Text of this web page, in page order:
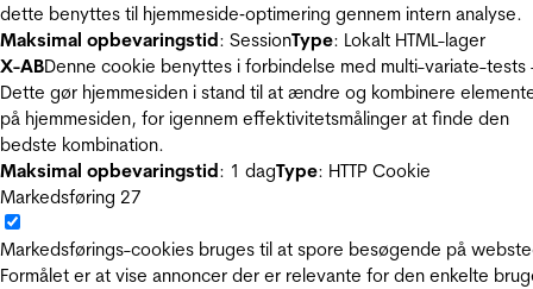
dette benyttes til hjemmeside‐optimering gennem intern analyse.
Maksimal opbevaringstid: SessionType: Lokalt HTML-lager
X-ABDenne cookie benyttes i forbindelse med multi-variate-tests
Dette gør hjemmesiden i stand til at ændre og kombinere
på hjemmesiden, for igennem effektivitetsmålinger at finde den
bedste kombination.
Maksimal opbevaringstid: 1 dagType: HTTP Cookie
Markedsføring 27
Markedsførings-cookies bruges til at spore besøgende på
Formålet er at vise annoncer der er relevante for den enkelte